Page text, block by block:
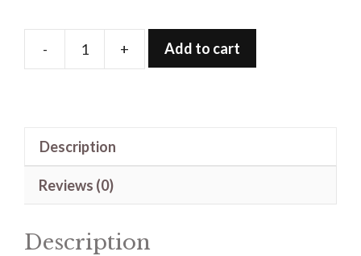
-
Folie
+ Add to cart
Description
Reviews (0)
Description